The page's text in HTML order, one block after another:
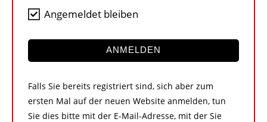
KONTAKT
Angemeldet bleiben
ANMELDEN
Falls Sie bereits registriert sind, sich aber zum
ersten Mal auf der neuen Website anmelden, tun
Sie dies bitte mit der E-Mail-Adresse, mit der Sie